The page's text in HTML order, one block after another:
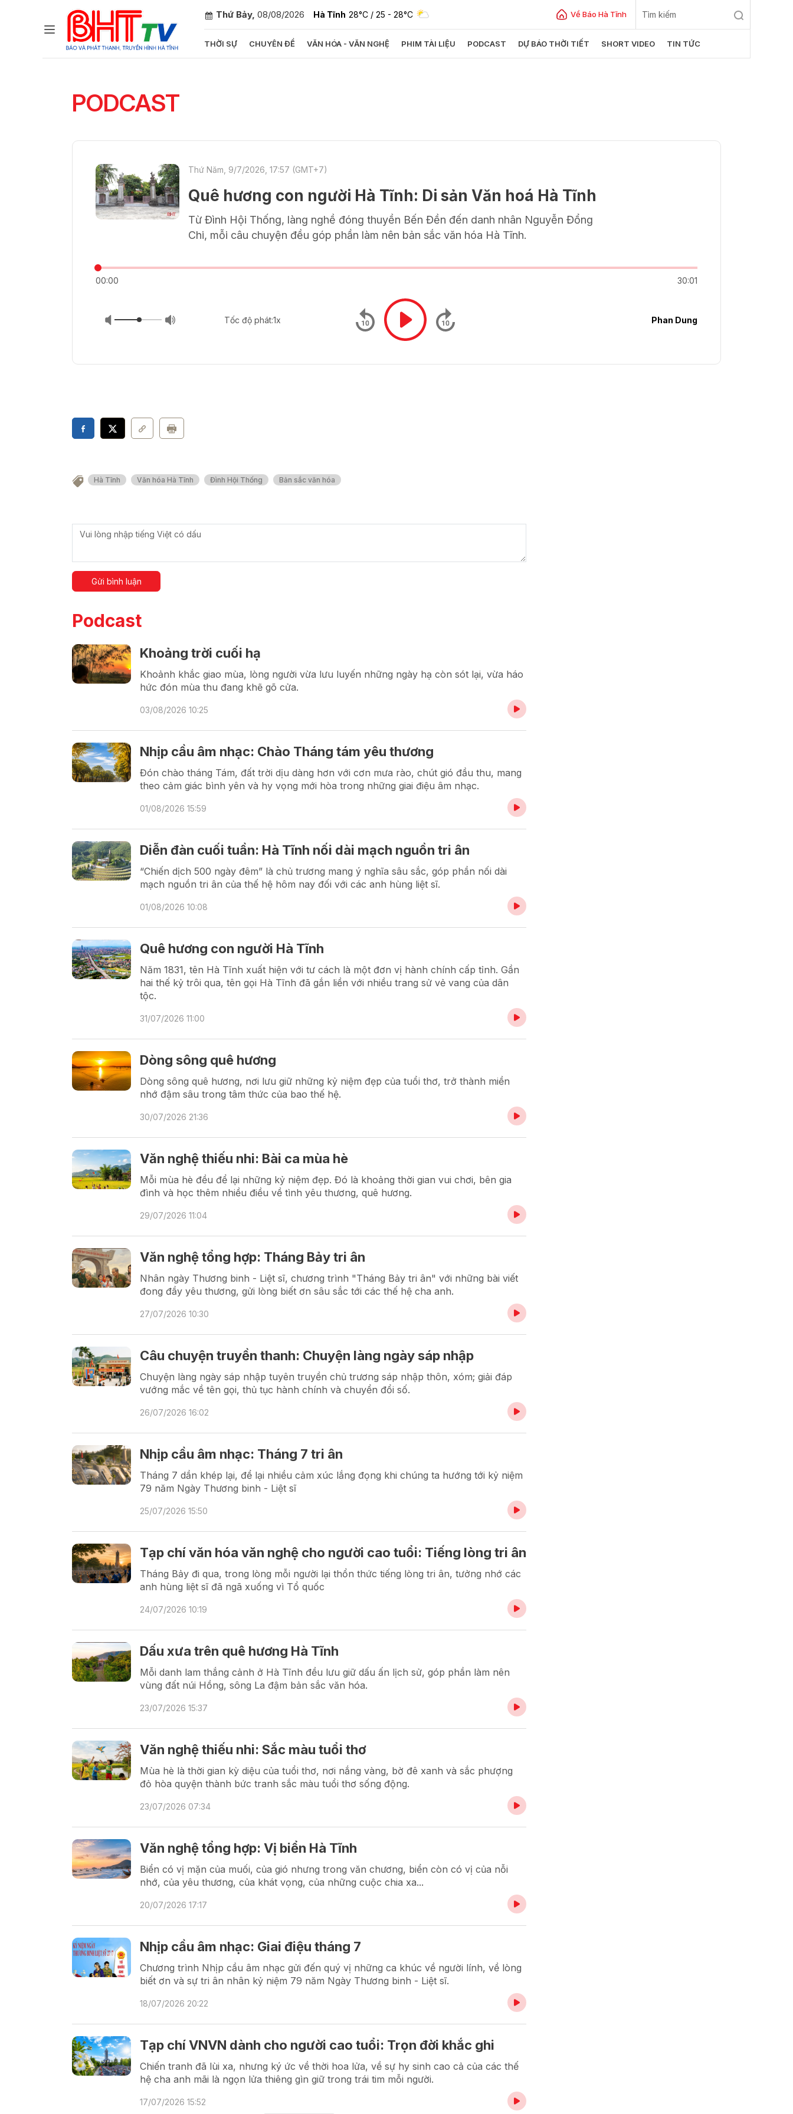
Thứ Bảy, 08/08/2026 Hà Tĩnh 28°C / 25 - 28°C Về Báo Hà Tĩnh
THỜI SỰ CHUYÊN ĐỀ VĂN HÓA - VĂN NGHỆ PHIM TÀI LIỆU PODCAST DỰ BÁO THỜI TIẾT SHORT VIDEO TIN TỨC
PODCAST
Tốc độ phát:1x
00:00 30:01
Thứ Năm, 9/7/2026, 17:57 (GMT+7)
Quê hương con người Hà Tĩnh: Di sản Văn hoá Hà Tĩnh
Từ Đình Hội Thống, làng nghề đóng thuyền Bến Đền đến danh nhân Nguyễn Đổng
Chi, mỗi câu chuyện đều góp phần làm nên bản sắc văn hóa Hà Tĩnh.
Phan Dung
Hà Tĩnh Văn hóa Hà Tĩnh Đình Hội Thống Bản sắc văn hóa
Gửi bình luận
Podcast
Khoảng trời cuối hạ
Khoảnh khắc giao mùa, lòng người vừa lưu luyến những ngày hạ còn sót lại, vừa háo
hức đón mùa thu đang khẽ gõ cửa.
03/08/2026 10:25
Nhịp cầu âm nhạc: Chào Tháng tám yêu thương
Đón chào tháng Tám, đất trời dịu dàng hơn với cơn mưa rào, chút gió đầu thu, mang
theo cảm giác bình yên và hy vọng mới hòa trong những giai điệu âm nhạc.
01/08/2026 15:59
Diễn đàn cuối tuần: Hà Tĩnh nối dài mạch nguồn tri ân
“Chiến dịch 500 ngày đêm” là chủ trương mang ý nghĩa sâu sắc, góp phần nối dài
mạch nguồn tri ân của thế hệ hôm nay đối với các anh hùng liệt sĩ.
01/08/2026 10:08
Quê hương con người Hà Tĩnh
Năm 1831, tên Hà Tĩnh xuất hiện với tư cách là một đơn vị hành chính cấp tỉnh. Gần
hai thế kỷ trôi qua, tên gọi Hà Tĩnh đã gắn liền với nhiều trang sử vẻ vang của dân
tộc.
31/07/2026 11:00
Dòng sông quê hương
Dòng sông quê hương, nơi lưu giữ những kỷ niệm đẹp của tuổi thơ, trở thành miền
nhớ đậm sâu trong tâm thức của bao thế hệ.
30/07/2026 21:36
Văn nghệ thiếu nhi: Bài ca mùa hè
Mỗi mùa hè đều để lại những kỷ niệm đẹp. Đó là khoảng thời gian vui chơi, bên gia
đình và học thêm nhiều điều về tình yêu thương, quê hương.
29/07/2026 11:04
Văn nghệ tổng hợp: Tháng Bảy tri ân
Nhân ngày Thương binh - Liệt sĩ, chương trình "Tháng Bảy tri ân" với những bài viết
đong đầy yêu thương, gửi lòng biết ơn sâu sắc tới các thế hệ cha anh.
27/07/2026 10:30
Câu chuyện truyền thanh: Chuyện làng ngày sáp nhập
Chuyện làng ngày sáp nhập tuyên truyền chủ trương sáp nhập thôn, xóm; giải đáp
vướng mắc về tên gọi, thủ tục hành chính và chuyển đổi số.
26/07/2026 16:02
Nhịp cầu âm nhạc: Tháng 7 tri ân
Tháng 7 dần khép lại, để lại nhiều cảm xúc lắng đọng khi chúng ta hướng tới kỷ niệm
79 năm Ngày Thương binh - Liệt sĩ
25/07/2026 15:50
Tạp chí văn hóa văn nghệ cho người cao tuổi: Tiếng lòng tri ân
Tháng Bảy đi qua, trong lòng mỗi người lại thổn thức tiếng lòng tri ân, tưởng nhớ các
anh hùng liệt sĩ đã ngã xuống vì Tổ quốc
24/07/2026 10:19
Dấu xưa trên quê hương Hà Tĩnh
Mỗi danh lam thắng cảnh ở Hà Tĩnh đều lưu giữ dấu ấn lịch sử, góp phần làm nên
vùng đất núi Hồng, sông La đậm bản sắc văn hóa.
23/07/2026 15:37
Văn nghệ thiếu nhi: Sắc màu tuổi thơ
Mùa hè là thời gian kỳ diệu của tuổi thơ, nơi nắng vàng, bờ đê xanh và sắc phượng
đỏ hòa quyện thành bức tranh sắc màu tuổi thơ sống động.
23/07/2026 07:34
Văn nghệ tổng hợp: Vị biển Hà Tĩnh
Biển có vị mặn của muối, của gió nhưng trong văn chương, biển còn có vị của nỗi
nhớ, của yêu thương, của khát vọng, của những cuộc chia xa...
20/07/2026 17:17
Nhịp cầu âm nhạc: Giai điệu tháng 7
Chương trình Nhịp cầu âm nhạc gửi đến quý vị những ca khúc về người lính, về lòng
biết ơn và sự tri ân nhân kỷ niệm 79 năm Ngày Thương binh - Liệt sĩ.
18/07/2026 20:22
Tạp chí VNVN dành cho người cao tuổi: Trọn đời khắc ghi
Chiến tranh đã lùi xa, nhưng ký ức về thời hoa lửa, về sự hy sinh cao cả của các thế
hệ cha anh mãi là ngọn lửa thiêng gìn giữ trong trái tim mỗi người.
17/07/2026 15:52
Gửi bình luận
Hủy Gửi